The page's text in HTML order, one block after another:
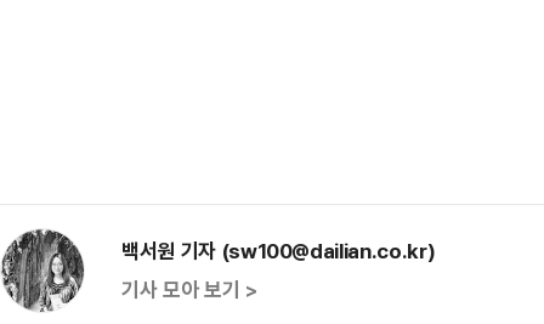
백서원 기자 (sw100@dailian.co.kr)
기사 모아 보기 >